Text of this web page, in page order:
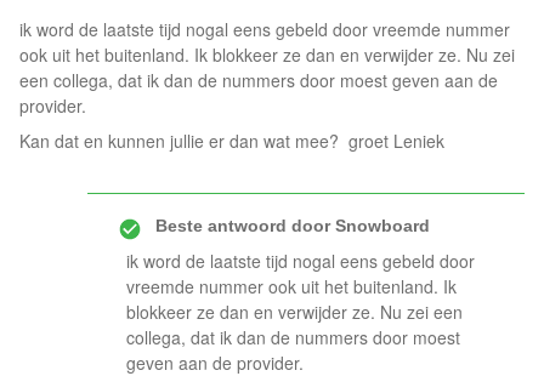
ik word de laatste tijd nogal eens gebeld door vreemde nummer
ook uit het buitenland. Ik blokkeer ze dan en verwijder ze. Nu zei
een collega, dat ik dan de nummers door moest geven aan de
provider.
Kan dat en kunnen jullie er dan wat mee? groet Leniek
Beste antwoord doorSnowboard
ik word de laatste tijd nogal eens gebeld door
vreemde nummer ook uit het buitenland. Ik
blokkeer ze dan en verwijder ze. Nu zei een
collega, dat ik dan de nummers door moest
geven aan de provider.